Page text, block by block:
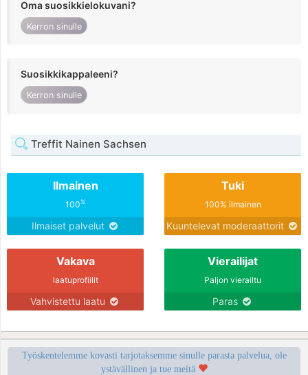
Oma suosikkielokuvani?
Kerron sinulle
Suosikkikappaleeni?
Kerron sinulle
Treffit Nainen Sachsen
Ilmainen
100%
Ilmaiset palvelut
Tuki
100% ilmainen
Kuuntelevat moderaattorit
Vakava
laatuprofiilit
Vahvistettu laatu
Vierailijat
Paljon vierailtu
Paras
Työskentelemme kovasti tarjotaksemme sinulle parasta palvelua, ole
ystävällinen ja tue meitä